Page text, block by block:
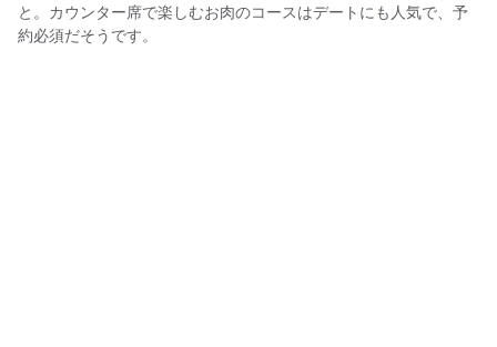
と。カウンター席で楽しむお肉のコースはデートにも人気で、予
約必須だそうです。